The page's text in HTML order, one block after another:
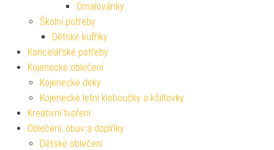
Omalovánky
Školní potřeby
Dětské kufříky
Kancelářské potřeby
Kojenecké oblečení
Kojenecké deky
Kojenecké letní kloboučky a kšiltovky
Kreativní tvoření
Oblečení, obuv a doplňky
Dětské oblečení